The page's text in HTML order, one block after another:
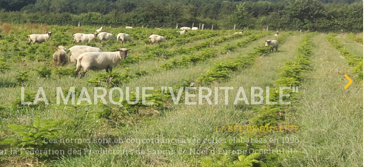
LA MARQUE "VÉRITABLE"
LABEL DE QUALITE
Ces normes sont en concordance avec celles élaborées en 1996
la Fédération des Producteurs de Sapins de Noël d'Europe Occidentale.